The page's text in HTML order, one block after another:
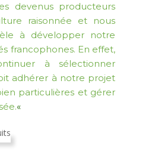
devenus producteurs
raisonnée et nous
à développer notre
francophones. En effet,
à sélectionner
adhérer à notre projet
particulières et gérer
«